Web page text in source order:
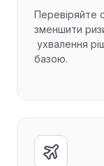
Перевіряйте
зменшити
ухвалення
базою.